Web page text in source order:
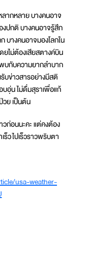
ากหลาย บางคนอาจ
งปกติ บางคนอาจรู้สึก
บางคนอาจมองโลกใน
ยไม่ต้องเสียสตางค์บิน
บกับความยากลำบาก
รับข่าวสารอย่างมีสติ
บอุ่น ไม่ดื่มสุราเพื่อแก้
ย เป็นต้น
ก่อนนะคะ แต่คงต้อง
ร็ว ไปเร็วราวพริบตา
usa-weather-